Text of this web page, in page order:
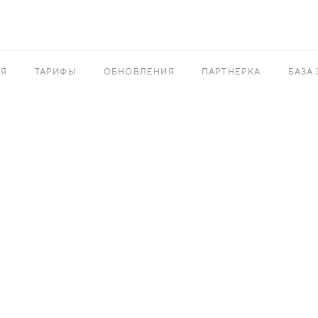
ТАРИФЫ ОБНОВЛЕНИЯ ПАРТНЕРКА БАЗА